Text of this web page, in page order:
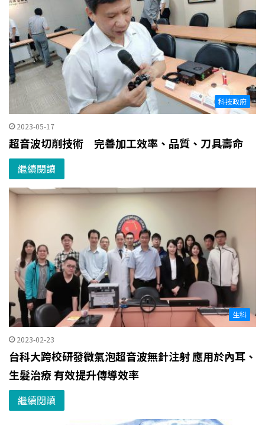
科技政府
2023-05-17
超音波切削技術 完善加工效率、品質、刀具壽命
繼續閱讀
生科
2023-02-23
台科大跨校研發微氣泡超音波無針注射 應用於內耳、
生髮治療 有效提升傳導效率
繼續閱讀